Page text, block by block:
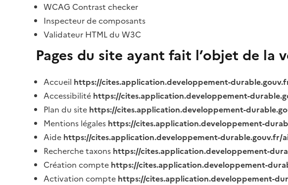
WCAG Contrast checker
Inspecteur de composants
Validateur HTML du W3C
Pages du site ayant fait l’objet de
Accueil https://cites.application.developpement-
Accessibilité https://cites.application.developpement-
Plan du site https://cites.application.developpement-
Mentions légales https://cites.application.developpement-
Aide https://cites.application.developpement-durable.gouv.fr/
Recherche taxons https://cites.application.developpement-
Création compte https://cites.application.developpement-
Activation compte https://cites.application.developpement-